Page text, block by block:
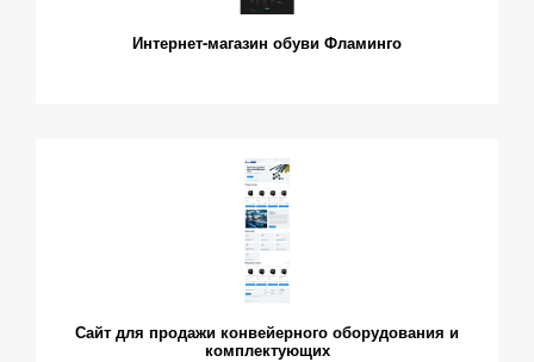
Интернет-магазин обуви Фламинго
Сайт для продажи конвейерного оборудования и
комплектующих